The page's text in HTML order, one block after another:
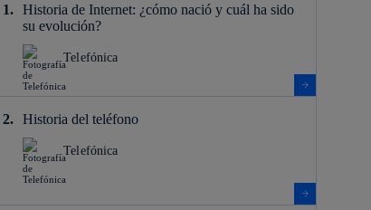
Historia de Internet: ¿cómo nació y cuál ha sido
su evolución?
Telefónica
Historia del teléfono
Telefónica